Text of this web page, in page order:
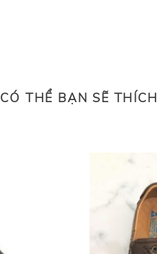
CÓ THỂ BẠN SẼ THÍCH